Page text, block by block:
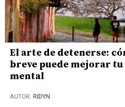
El arte de detenerse:
breve puede mejorar
mental
AUTOR: RIDYN